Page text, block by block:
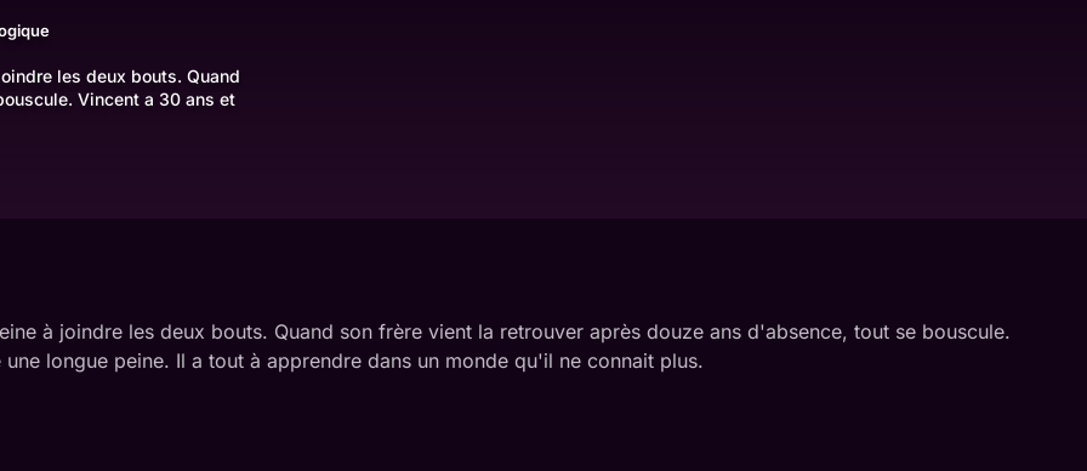
les deux bouts. Quand
Vincent a 30 ans et
à joindre les deux bouts. Quand son frère vient la retrouver après douze ans d'absence, tout se bouscule.
longue peine. Il a tout à apprendre dans un monde qu'il ne connait plus.